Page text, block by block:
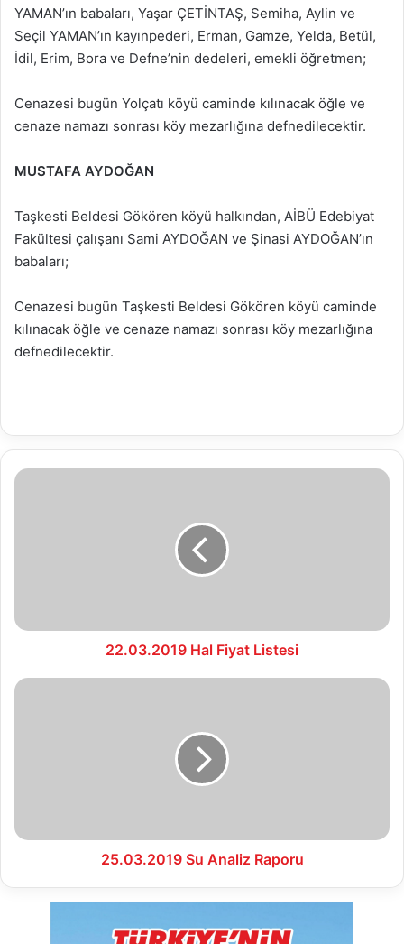
YAMAN’ın babaları, Yaşar ÇETİNTAŞ, Semiha, Aylin ve
Seçil YAMAN’ın kayınpederi, Erman, Gamze, Yelda, Betül,
İdil, Erim, Bora ve Defne’nin dedeleri, emekli öğretmen;
Cenazesi bugün Yolçatı köyü caminde kılınacak öğle ve
cenaze namazı sonrası köy mezarlığına defnedilecektir.
MUSTAFA AYDOĞAN
Taşkesti Beldesi Gökören köyü halkından, AİBÜ Edebiyat
Fakültesi çalışanı Sami AYDOĞAN ve Şinasi AYDOĞAN’ın
babaları;
Cenazesi bugün Taşkesti Beldesi Gökören köyü caminde
kılınacak öğle ve cenaze namazı sonrası köy mezarlığına
defnedilecektir.
22.03.2019
22.03.2019 Hal Fiyat Listesi
25.03.2019
25.03.2019 Su Analiz Raporu